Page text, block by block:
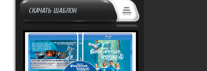
СКАЧАТЬ ШАБЛОН